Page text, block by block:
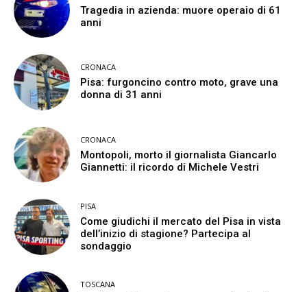
Tragedia in azienda: muore operaio di 61
anni
CRONACA
Pisa: furgoncino contro moto, grave una
donna di 31 anni
CRONACA
Montopoli, morto il giornalista Giancarlo
Giannetti: il ricordo di Michele Vestri
PISA
Come giudichi il mercato del Pisa in vista
dell’inizio di stagione? Partecipa al
sondaggio
TOSCANA